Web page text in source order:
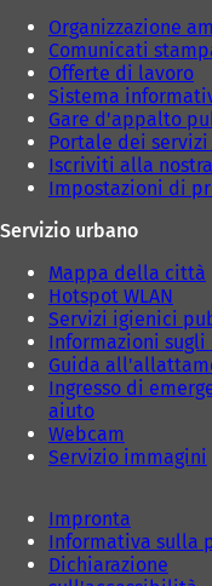
Organizzazione
Comunicati
Offerte di lavoro
Sistema
Gare d'appalto
Portale dei
Iscriviti alla
Impostazioni di
Servizio urbano
Mappa della città
Hotspot WLAN
Servizi igienici
Informazioni sugli
Guida
Ingresso di
aiuto
Webcam
Servizio immagini
Impronta
Informativa sulla
Dichiarazione